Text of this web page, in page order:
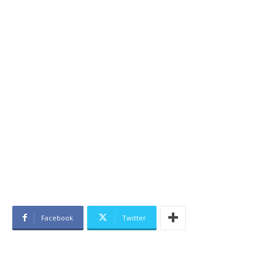
Facebook Twitter